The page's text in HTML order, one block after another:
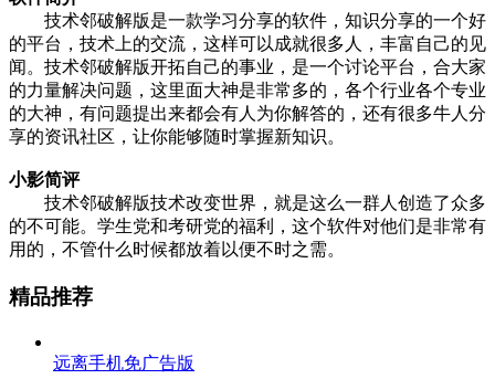
技术邻破解版是一款学习分享的软件，知识分享的一个好
的平台，技术上的交流，这样可以成就很多人，丰富自己的见
闻。技术邻破解版开拓自己的事业，是一个讨论平台，合大家
的力量解决问题，这里面大神是非常多的，各个行业各个专业
的大神，有问题提出来都会有人为你解答的，还有很多牛人分
享的资讯社区，让你能够随时掌握新知识。
小影简评
技术邻破解版技术改变世界，就是这么一群人创造了众多
的不可能。学生党和考研党的福利，这个软件对他们是非常有
用的，不管什么时候都放着以便不时之需。
精品推荐
远离手机免广告版